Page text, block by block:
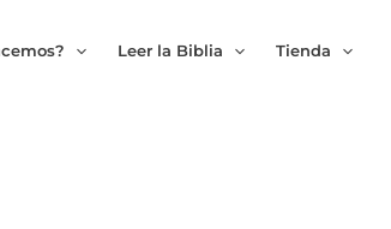
Leer la Biblia Tienda